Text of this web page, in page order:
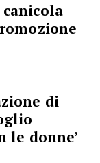
di
le donne’